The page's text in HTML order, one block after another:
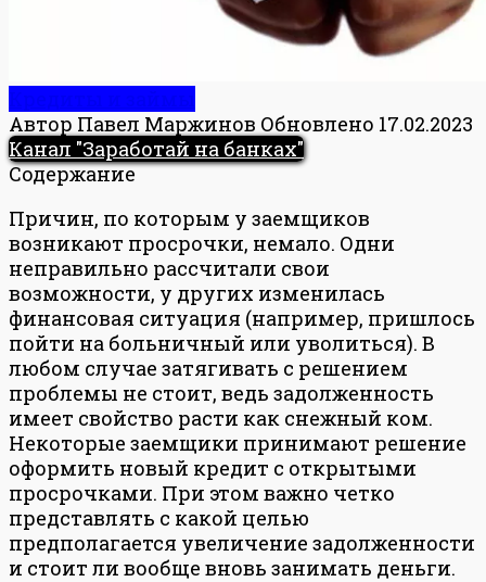
Автор Павел Маржинов Обновлено 17.02.2023
Канал "Заработай на банках"
Содержание
Причин, по которым у заемщиков
возникают просрочки, немало. Одни
неправильно рассчитали свои
возможности, у других изменилась
финансовая ситуация (например, пришлось
пойти на больничный или уволиться). В
любом случае затягивать с решением
проблемы не стоит, ведь задолженность
имеет свойство расти как снежный ком.
Некоторые заемщики принимают решение
оформить новый кредит с открытыми
просрочками. При этом важно четко
представлять с какой целью
предполагается увеличение задолженности
и стоит ли вообще вновь занимать деньги.